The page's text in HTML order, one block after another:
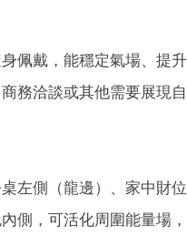
佩戴，能穩定氣場、提升
務洽談或其他需要展現自
左側（龍邊）、家中財位
側，可活化周圍能量場，